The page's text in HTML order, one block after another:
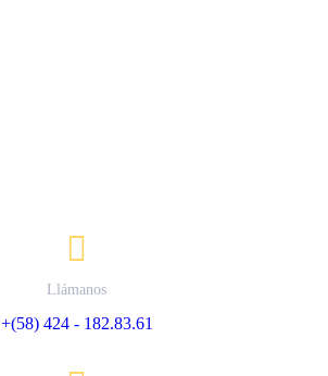
Llámanos
+(58) 424 - 182.83.61